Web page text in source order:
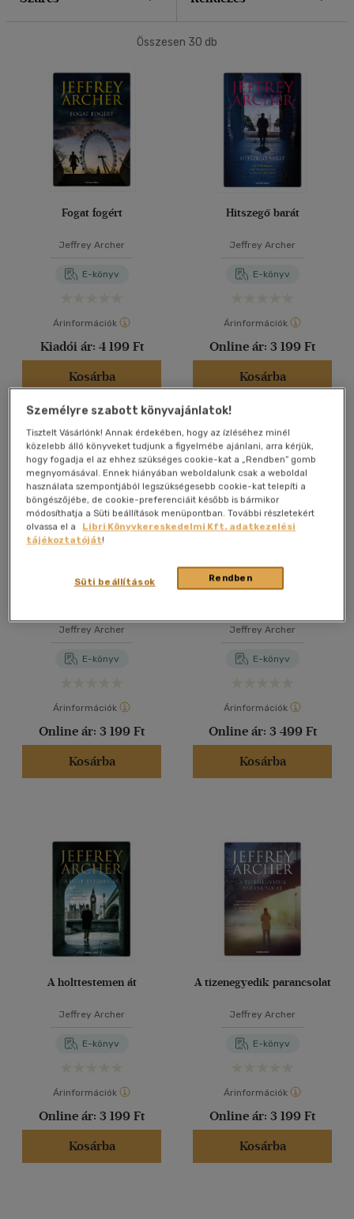
Összesen 30 db
Fogat fogért
Jeffrey Archer
E-könyv
Árinformációk
Kiadói ár: 4 199 Ft
Kosárba
Hitszegő barát
Jeffrey Archer
E-könyv
Árinformációk
Online ár: 3 199 Ft
Kosárba
Jeffrey Archer
E-könyv
Árinformációk
Online ár: 3 199 Ft
Kosárba
Jeffrey Archer
E-könyv
Árinformációk
Online ár: 3 499 Ft
Kosárba
A holttestemen át
Jeffrey Archer
E-könyv
Árinformációk
Online ár: 3 199 Ft
Kosárba
A tizenegyedik parancsolat
Jeffrey Archer
E-könyv
Árinformációk
Online ár: 3 199 Ft
Kosárba
Személyre szabott könyvajánlatok!
Tisztelt Vásárlónk! Annak érdekében, hogy az ízléséhez minél
közelebb álló könyveket tudjunk a figyelmébe ajánlani, arra kérjük,
hogy fogadja el az ehhez szükséges cookie-kat a „Rendben” gomb
megnyomásával. Ennek hiányában weboldalunk csak a weboldal
használata szempontjából legszükségesebb cookie-kat telepíti a
böngészőjébe, de cookie-preferenciáit később is bármikor
módosíthatja a Süti beállítások menüpontban. További részletekért
olvassa el a
Libri Könyvkereskedelmi Kft. adatkezelési
tájékoztatóját!
Rendben
Süti beállítások